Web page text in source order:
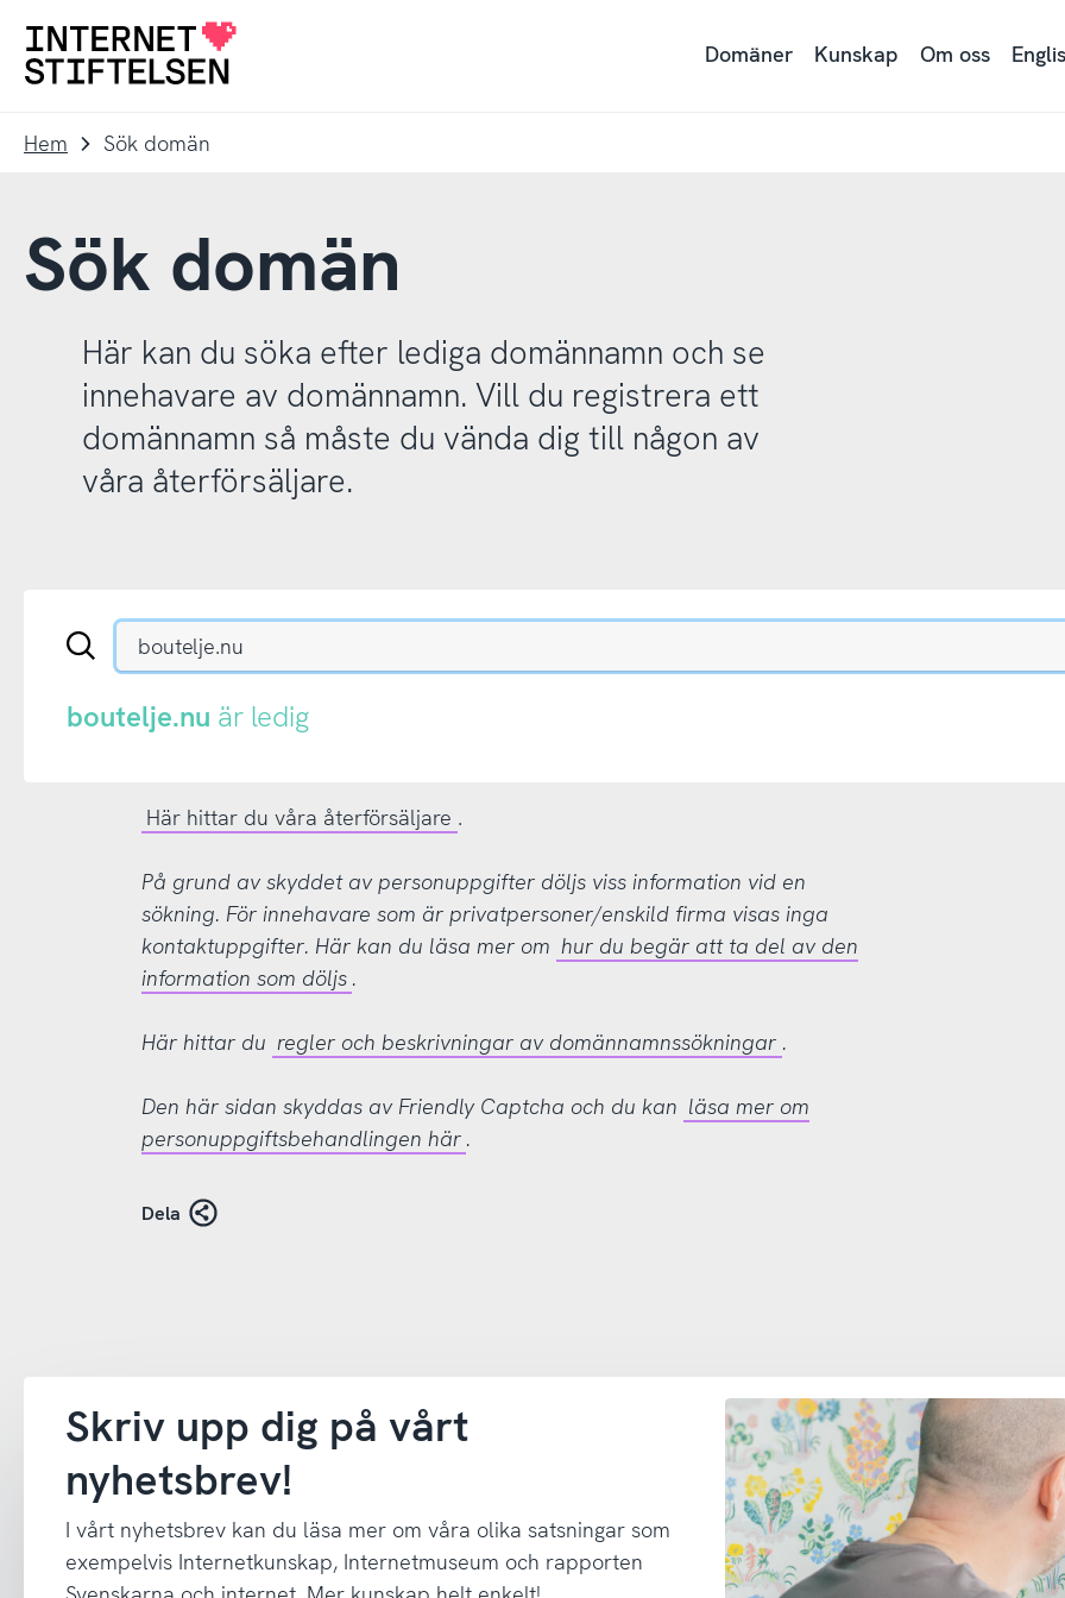
navigering
innehåll
Till
Domäner Kunskap Om oss
Hem Sök domän
Sök domän
Här kan du söka efter lediga domännamn och se
innehavare av domännamn. Vill du registrera ett
domännamn så måste du vända dig till någon av
våra återförsäljare.
Sök
.se-
eller
.nu-
boutelje.nu är ledig
Här hittar du våra återförsäljare .
På grund av skyddet av personuppgifter döljs viss information vid en
sökning. För innehavare som är privatpersoner/enskild firma visas inga
kontaktuppgifter. Här kan du läsa mer om hur du begär att ta del av den
information som döljs .
Här hittar du regler och beskrivningar av domännamnssökningar .
Den här sidan skyddas av Friendly Captcha och du kan läsa mer om
personuppgiftsbehandlingen här .
Dela
Skriv upp dig på vårt
nyhetsbrev!
I vårt nyhetsbrev kan du läsa mer om våra olika satsningar som
exempelvis Internetkunskap, Internetmuseum och rapporten